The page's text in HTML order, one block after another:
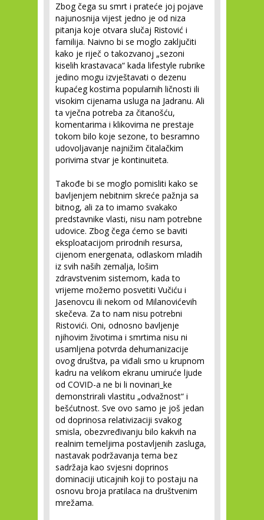
Zbog čega su smrt i prateće joj pojave
najunosnija vijest jedno je od niza
pitanja koje otvara slučaj Ristović i
familija. Naivno bi se moglo zaključiti
kako je riječ o takozvanoj „sezoni
kiselih krastavaca“ kada lifestyle rubrike
jedino mogu izvještavati o dezenu
kupaćeg kostima popularnih ličnosti ili
visokim cijenama usluga na Jadranu. Ali
ta vječna potreba za čitanošću,
komentarima i klikovima ne prestaje
tokom bilo koje sezone, to besramno
udovoljavanje najnižim čitalačkim
porivima stvar je kontinuiteta.
Takođe bi se moglo pomisliti kako se
bavljenjem nebitnim skreće pažnja sa
bitnog, ali za to imamo svakako
predstavnike vlasti, nisu nam potrebne
udovice. Zbog čega ćemo se baviti
eksploatacijom prirodnih resursa,
cijenom energenata, odlaskom mladih
iz svih naših zemalja, lošim
zdravstvenim sistemom, kada to
vrijeme možemo posvetiti Vučiću i
Jasenovcu ili nekom od Milanovićevih
skečeva. Za to nam nisu potrebni
Ristovići. Oni, odnosno bavljenje
njihovim životima i smrtima nisu ni
usamljena potvrda dehumanizacije
ovog društva, pa viđali smo u krupnom
kadru na velikom ekranu umiruće ljude
od COVID-a ne bi li novinari_ke
demonstrirali vlastitu „odvažnost“ i
bešćutnost. Sve ovo samo je još jedan
od doprinosa relativizaciji svakog
smisla, obezvređivanju bilo kakvih na
realnim temeljima postavljenih zasluga,
nastavak podržavanja tema bez
sadržaja kao svjesni doprinos
dominaciji uticajnih koji to postaju na
osnovu broja pratilaca na društvenim
mrežama.